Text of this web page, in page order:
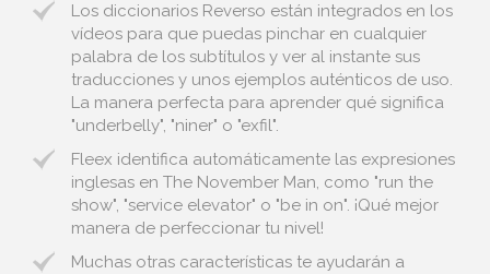
Los diccionarios Reverso están integrados en los
vídeos para que puedas pinchar en cualquier
palabra de los subtítulos y ver al instante sus
traducciones y unos ejemplos auténticos de uso.
La manera perfecta para aprender qué significa
"underbelly", "niner" o "exfil".
Fleex identifica automáticamente las expresiones
inglesas en The November Man, como "run the
show", "service elevator" o "be in on". ¡Qué mejor
manera de perfeccionar tu nivel!
Muchas otras características te ayudarán a